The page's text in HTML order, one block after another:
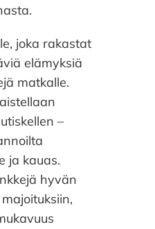
joka rakastat
elämyksiä
matkalle.
–
ja kauas.
hyvän